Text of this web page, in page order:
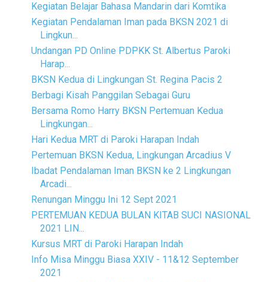
Kegiatan Belajar Bahasa Mandarin dari Komtika
Kegiatan Pendalaman Iman pada BKSN 2021 di
Lingkun...
Undangan PD Online PDPKK St. Albertus Paroki
Harap...
BKSN Kedua di Lingkungan St. Regina Pacis 2
Berbagi Kisah Panggilan Sebagai Guru
Bersama Romo Harry BKSN Pertemuan Kedua
Lingkungan...
Hari Kedua MRT di Paroki Harapan Indah
Pertemuan BKSN Kedua, Lingkungan Arcadius V
Ibadat Pendalaman Iman BKSN ke 2 Lingkungan
Arcadi...
Renungan Minggu Ini 12 Sept 2021
PERTEMUAN KEDUA BULAN KITAB SUCI NASIONAL
2021 LIN...
Kursus MRT di Paroki Harapan Indah
Info Misa Minggu Biasa XXIV - 11&12 September
2021